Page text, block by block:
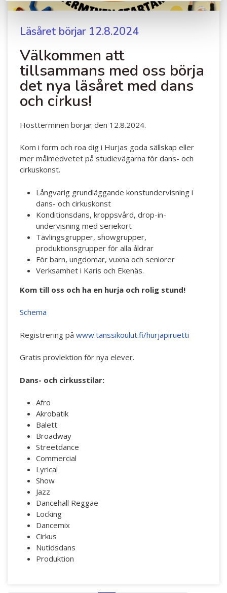
Läsåret börjar 12.8.2024
Välkommen att
tillsammans med oss börja
det nya läsåret med dans
och cirkus!
Höstterminen börjar den 12.8.2024.
Kom i form och roa dig i Hurjas goda sällskap eller
mer målmedvetet på studievägarna för dans- och
cirkuskonst.
Långvarig grundläggande konstundervisning i
dans- och cirkuskonst
Konditionsdans, kroppsvård, drop-in-
undervisning med seriekort
Tävlingsgrupper, showgrupper,
produktionsgrupper för alla åldrar
För barn, ungdomar, vuxna och seniorer
Verksamhet i Karis och Ekenäs.
Kom till oss och ha en hurja och rolig stund!
Schema
Registrering på www.tanssikoulut.fi/hurjapiruetti
Gratis provlektion för nya elever.
Dans- och cirkusstilar:
Afro
Akrobatik
Balett
Broadway
Streetdance
Commercial
Lyrical
Show
Jazz
Dancehall Reggae
Locking
Dancemix
Cirkus
Nutidsdans
Produktion